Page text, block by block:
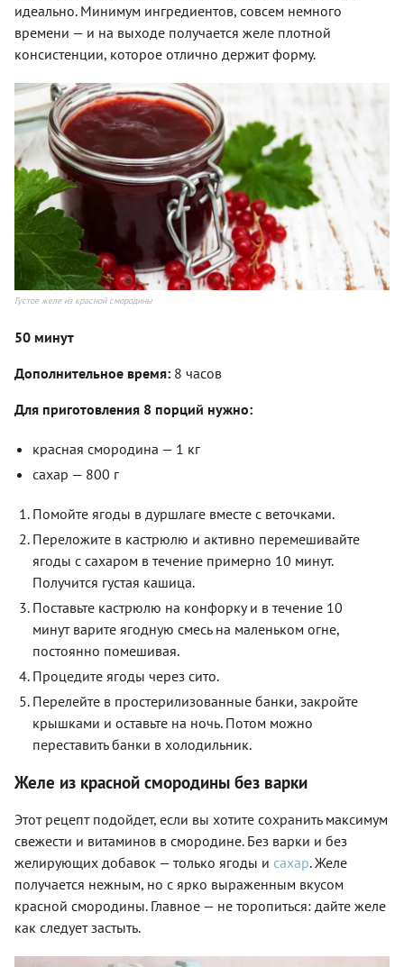
идеально. Минимум ингредиентов, совсем немного
времени — и на выходе получается желе плотной
консистенции, которое отлично держит форму.
Густое желе из красной смородины
50 минут
Дополнительное время: 8 часов
Для приготовления 8 порций нужно:
красная смородина — 1 кг
сахар — 800 г
Помойте ягоды в дуршлаге вместе с веточками.
Переложите в кастрюлю и активно перемешивайте
ягоды с сахаром в течение примерно 10 минут.
Получится густая кашица.
Поставьте кастрюлю на конфорку и в течение 10
минут варите ягодную смесь на маленьком огне,
постоянно помешивая.
Процедите ягоды через сито.
Перелейте в простерилизованные банки, закройте
крышками и оставьте на ночь. Потом можно
переставить банки в холодильник.
Желе из красной смородины без варки
Этот рецепт подойдет, если вы хотите сохранить максимум
свежести и витаминов в смородине. Без варки и без
желирующих добавок — только ягоды и сахар. Желе
получается нежным, но с ярко выраженным вкусом
красной смородины. Главное — не торопиться: дайте желе
как следует застыть.